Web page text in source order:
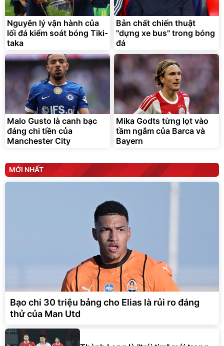
Nguyên lý vận hành của
lối đá kiểm soát bóng Tiki-
taka
Bản chất chiến thuật
"dựng xe bus" trong bóng
đá
Malo Gusto là canh bạc
đáng chi tiền của
Manchester City
Mika Godts từng lọt vào
tầm ngắm của Barca và
Bayern
MỚI NHẤT
Bạo chi 30 triệu bảng cho Elias là rủi ro đáng
thử của Man Utd